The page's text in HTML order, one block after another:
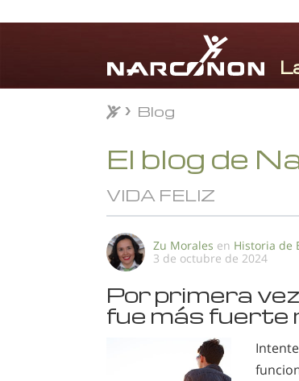
Blog
El blog de
VIDA FELIZ
Zu Morales en Historia de
3 de octubre de 2024
Por primera
fue más fuerte
Blog